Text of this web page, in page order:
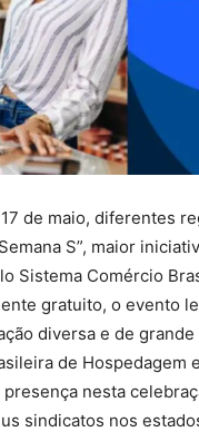
de maio, diferentes
S”, maior
Sistema Comércio
gratuito, o evento
diversa e de
de Hospedagem
presença nesta
sindicatos nos